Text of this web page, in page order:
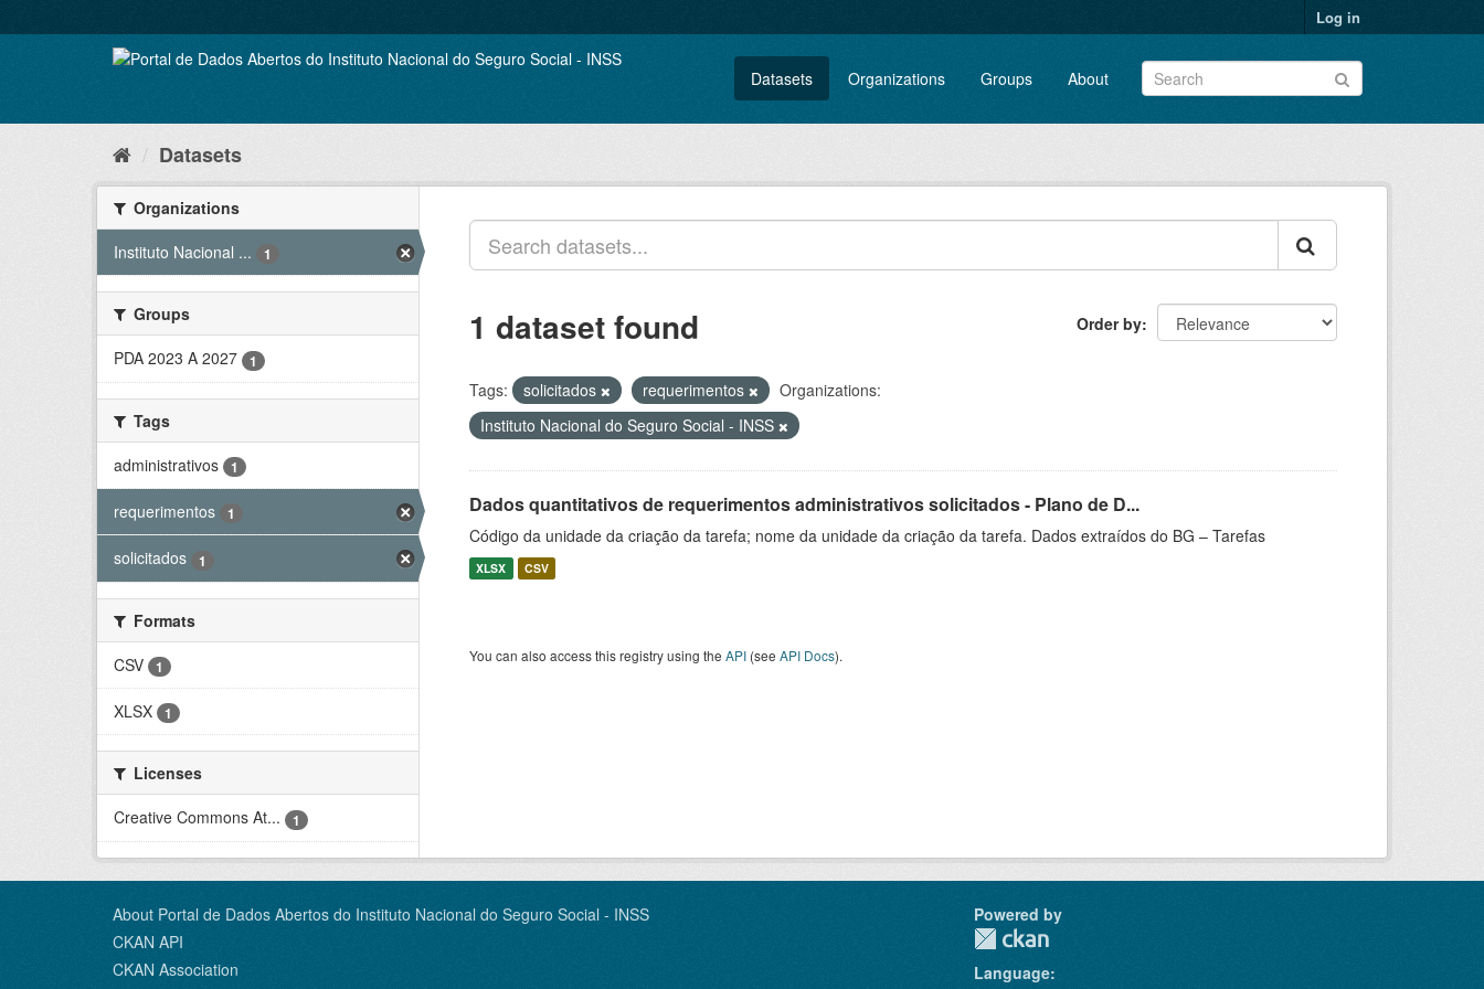
to
Log in
Datasets Organizations Groups About
Datasets
Organizations
Instituto Nacional ...
1
Groups
PDA 2023 A 2027
1
Tags
administrativos
1
requerimentos 1
solicitados 1
Formats
CSV
1
XLSX 1
Licenses
Creative Commons At...
1
Order by
1 dataset found
Tags: solicitados requerimentos
Organizations:
Instituto Nacional do Seguro Social - INSS
Dados quantitativos de requerimentos administrativos solicitados - Plano de D...
Código da unidade da criação da tarefa; nome da unidade da criação da tarefa. Dados extraídos do BG – Tarefas
XLSX CSV
You can also access this registry using the API (see API Docs).
About Portal de Dados Abertos do Instituto Nacional do Seguro Social - INSS
CKAN API
CKAN Association
Powered by
Language